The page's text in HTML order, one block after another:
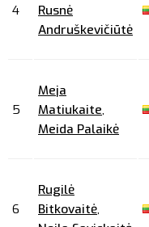
4
Rusnė
Andruškevičiūtė
5
Meja
Matiukaite,
Meida Palaikė
6
Rugilė
Bitkovaitė,